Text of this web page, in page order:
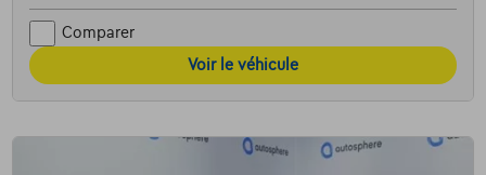
Comparer
Voir le véhicule